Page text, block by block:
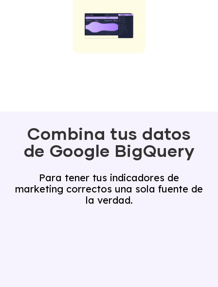
Combina tus datos
de Google BigQuery
Para tener tus indicadores de
marketing correctos una sola fuente de
la verdad.